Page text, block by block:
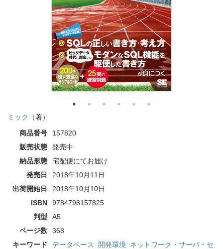
ミック
（著）
商品番号
157820
販売状態
発売中
納品形態
宅配便にてお届け
発売日
2018年10月11日
出荷開始日
2018年10月10日
ISBN
9784798157825
判型
A5
ページ数
368
キーワード
データベース 開発環境
ネットワーク・サーバ・セ